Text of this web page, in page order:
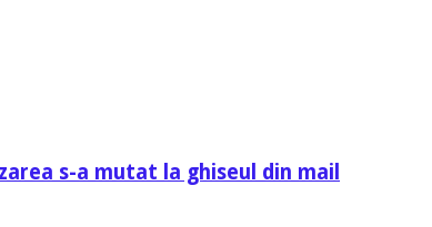
s-a mutat la ghiseul din mail